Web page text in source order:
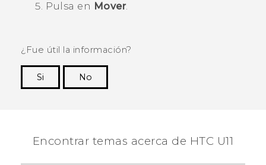
Pulsa en Mover.
¿Fue útil la información?
Si
No
Encontrar temas acerca de HTC U11